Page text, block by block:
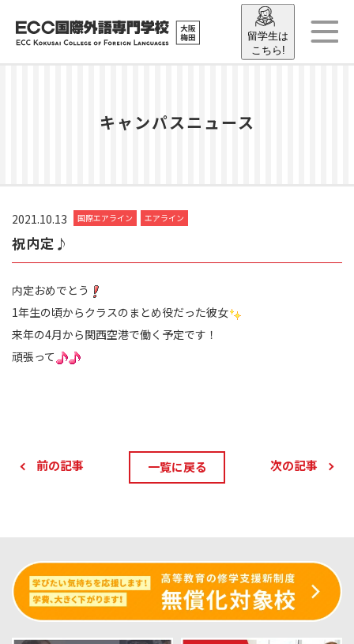
留学生は
こちら!
キャンパスニュース
2021.10.13 国際エアライン エアライン
祝内定♪
内定おめでとう
1年生の頃からクラスのまとめ役だった彼女
来年の4月から関西空港で働く予定です！
頑張って
前の記事 一覧に戻る 次の記事